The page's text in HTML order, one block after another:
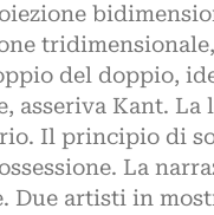
del doppio,
asseriva Kant. La
Il principio di
La
Due artisti in